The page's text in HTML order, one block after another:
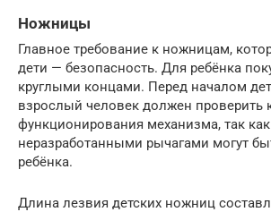
Ножницы
Главное требование к ножницам,
дети — безопасность. Для ребёнка
круглыми концами. Перед началом
взрослый человек должен проверить
функционирования механизма, так
неразработанными рычагами могут
ребёнка.
Длина лезвия детских ножниц